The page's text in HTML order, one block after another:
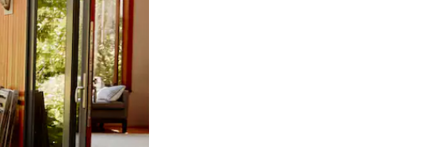
durch Berühren oder Wischgesten.